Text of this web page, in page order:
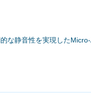
な静音性を実現した